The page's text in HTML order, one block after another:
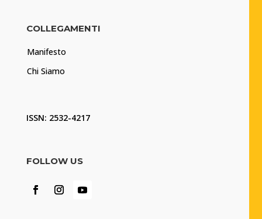
COLLEGAMENTI
Manifesto
Chi Siamo
ISSN: 2532-4217
FOLLOW US